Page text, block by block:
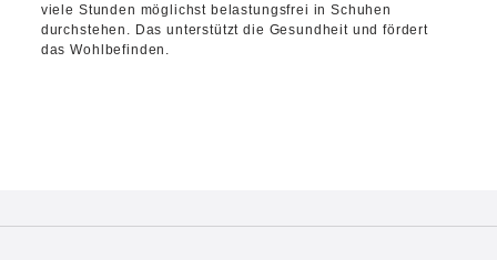
viele Stunden möglichst belastungsfrei in Schuhen
durchstehen. Das unterstützt die Gesundheit und fördert
das Wohlbefinden.